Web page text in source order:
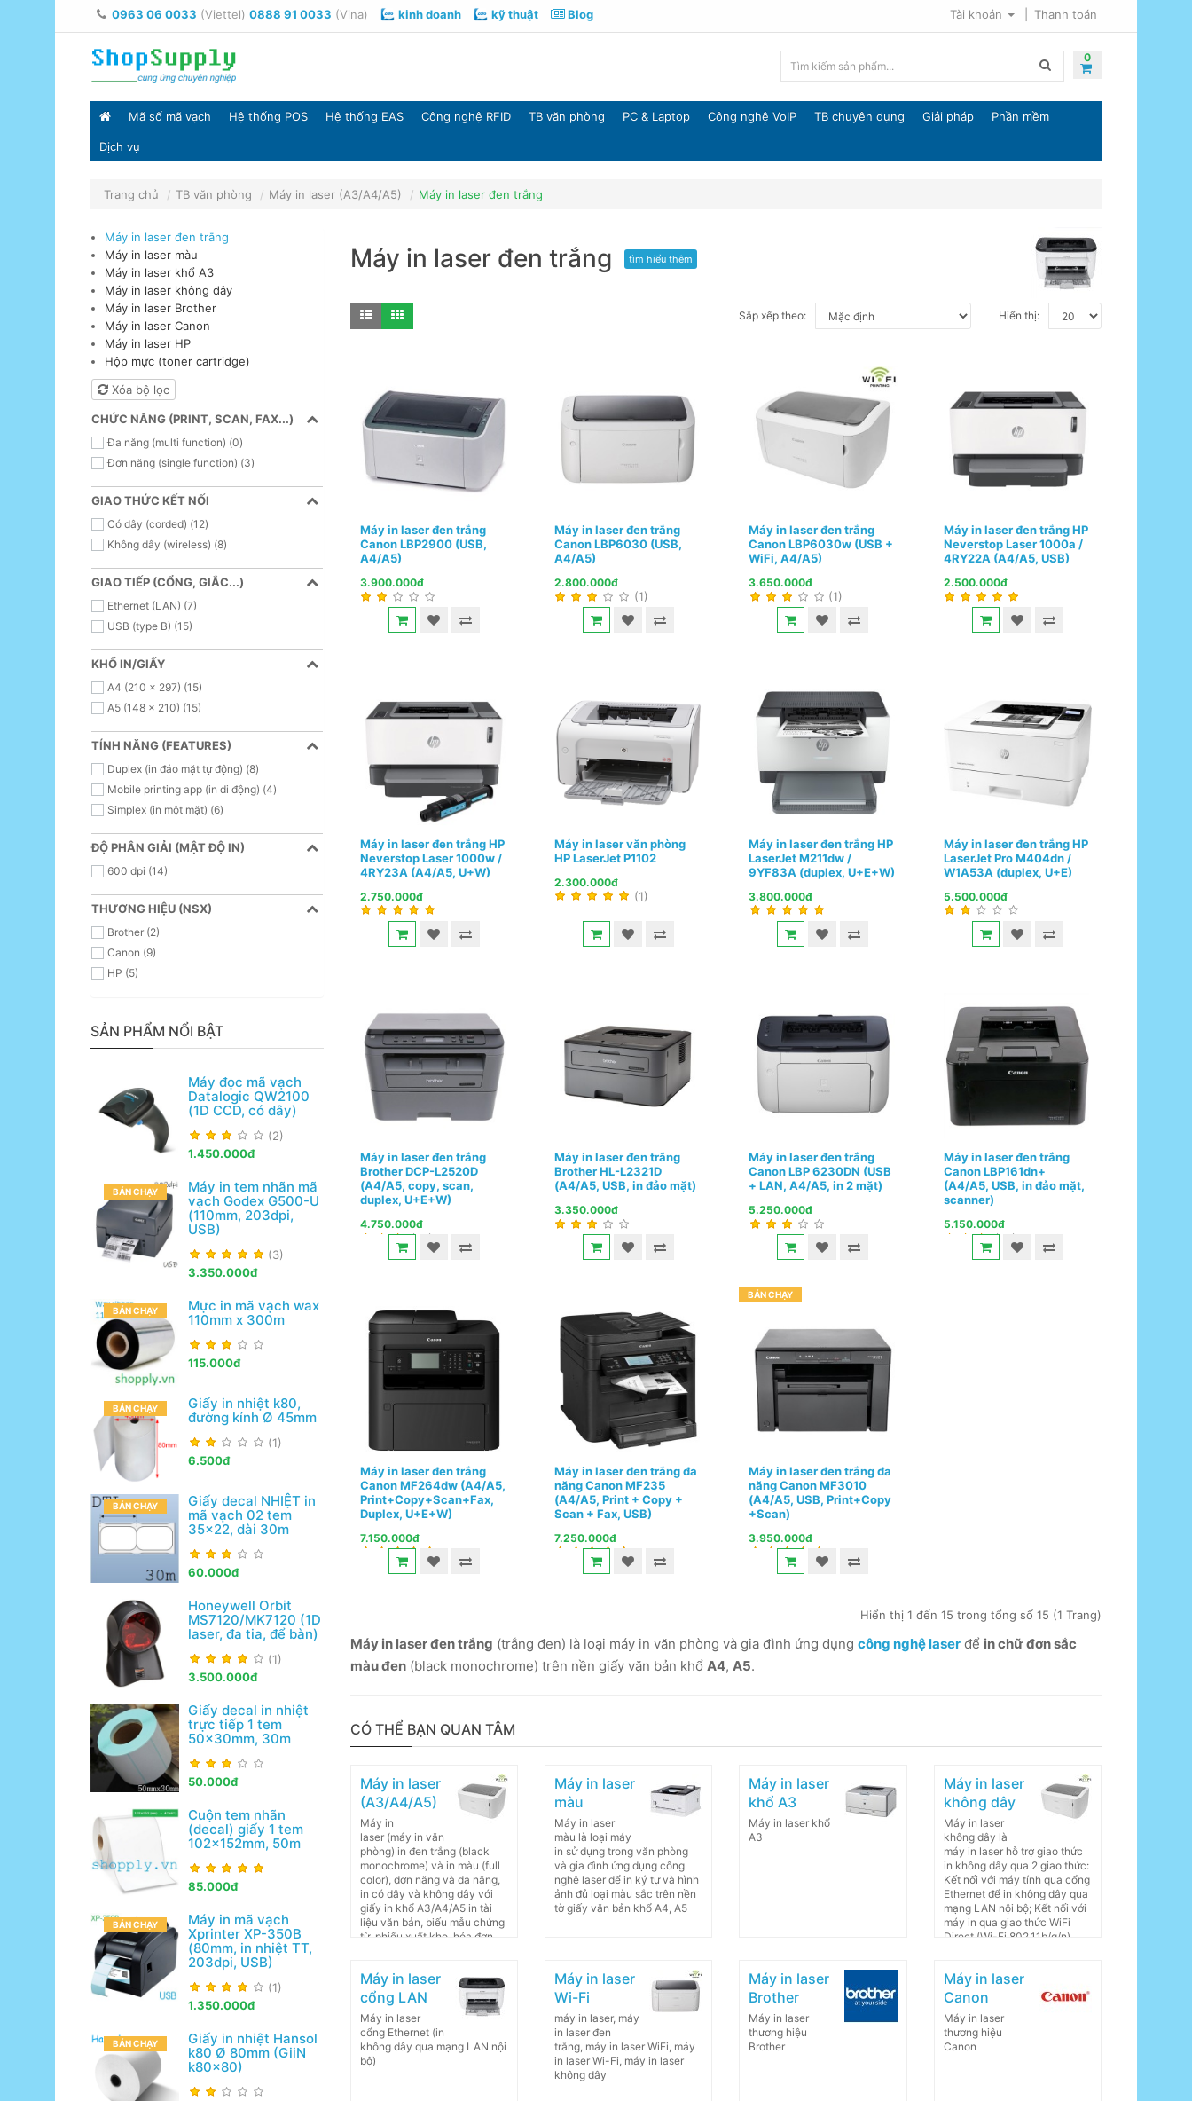
0963 06 0033 (Viettel) 0888 91 0033 (Vina) kinh doanh kỹ thuật Blog Tài khoản Thanh toán
0
Mã số mã vạch Hệ thống POS Hệ thống EAS Công nghệ RFID TB văn phòng PC & Laptop Công nghệ VoIP TB chuyên dụng Giải pháp Phần mềm
Dịch vụ
Trang chủ TB văn phòng Máy in laser (A3/A4/A5) Máy in laser đen trắng
Máy in laser đen trắng
Máy in laser màu
Máy in laser khổ A3
Máy in laser không dây
Máy in laser Brother
Máy in laser Canon
Máy in laser HP
Hộp mực (toner cartridge)
Xóa bộ lọc
CHỨC NĂNG (PRINT, SCAN, FAX...)
Đa năng (multi function) (0)
Đơn năng (single function) (3)
GIAO THỨC KẾT NỐI
Có dây (corded) (12)
Không dây (wireless) (8)
GIAO TIẾP (CỔNG, GIẮC...)
Ethernet (LAN) (7)
USB (type B) (15)
KHỔ IN/GIẤY
A4 (210 x 297) (15)
A5 (148 x 210) (15)
TÍNH NĂNG (FEATURES)
Duplex (in đảo mặt tự động) (8)
Mobile printing app (in di động) (4)
Simplex (in một mặt) (6)
ĐỘ PHÂN GIẢI (MẬT ĐỘ IN)
600 dpi (14)
THƯƠNG HIỆU (NSX)
Brother (2)
Canon (9)
HP (5)
SẢN PHẨM NỔI BẬT
Máy đọc mã vạch
Datalogic QW2100
(1D CCD, có dây)
(2)
1.450.000đ
BÁN CHẠY
Máy in tem nhãn mã
vạch Godex G500-U
(110mm, 203dpi,
USB)
(3)
3.350.000đ
BÁN CHẠY
Mực in mã vạch wax
110mm x 300m
115.000đ
BÁN CHẠY
Giấy in nhiệt k80,
đường kính Ø 45mm
(1)
6.500đ
BÁN CHẠY
Giấy decal NHIỆT in
mã vạch 02 tem
35x22, dài 30m
60.000đ
Honeywell Orbit
MS7120/MK7120 (1D
laser, đa tia, để bàn)
(1)
3.500.000đ
Giấy decal in nhiệt
trực tiếp 1 tem
50x30mm, 30m
50.000đ
Cuộn tem nhãn
(decal) giấy 1 tem
102x152mm, 50m
85.000đ
BÁN CHẠY
Máy in mã vạch
Xprinter XP-350B
(80mm, in nhiệt TT,
203dpi, USB)
(1)
1.350.000đ
BÁN CHẠY
Giấy in nhiệt Hansol
k80 Ø 80mm (GiiN
k80x80)
Máy in laser đen trắng tìm hiểu thêm
Sắp xếp theo: Hiển thị:
Máy in laser đen trắng
Canon LBP2900 (USB,
A4/A5)
3.900.000đ
Máy in laser đen trắng
Canon LBP6030 (USB,
A4/A5)
2.800.000đ
(1)
Máy in laser đen trắng
Canon LBP6030w (USB +
WiFi, A4/A5)
3.650.000đ
(1)
Máy in laser đen trắng HP
Neverstop Laser 1000a /
4RY22A (A4/A5, USB)
2.500.000đ
Máy in laser đen trắng HP
Neverstop Laser 1000w /
4RY23A (A4/A5, U+W)
2.750.000đ
Máy in laser văn phòng
HP LaserJet P1102
2.300.000đ
(1)
Máy in laser đen trắng HP
LaserJet M211dw /
9YF83A (duplex, U+E+W)
3.800.000đ
Máy in laser đen trắng HP
LaserJet Pro M404dn /
W1A53A (duplex, U+E)
5.500.000đ
Máy in laser đen trắng
Brother DCP-L2520D
(A4/A5, copy, scan,
duplex, U+E+W)
4.750.000đ
Máy in laser đen trắng
Brother HL-L2321D
(A4/A5, USB, in đảo mặt)
3.350.000đ
Máy in laser đen trắng
Canon LBP 6230DN (USB
+ LAN, A4/A5, in 2 mặt)
5.250.000đ
Máy in laser đen trắng
Canon LBP161dn+
(A4/A5, USB, in đảo mặt,
scanner)
5.150.000đ
Máy in laser đen trắng
Canon MF264dw (A4/A5,
Print+Copy+Scan+Fax,
Duplex, U+E+W)
7.150.000đ
Máy in laser đen trắng đa
năng Canon MF235
(A4/A5, Print + Copy +
Scan + Fax, USB)
7.250.000đ
BÁN CHẠY
Máy in laser đen trắng đa
năng Canon MF3010
(A4/A5, USB, Print+Copy
+Scan)
3.950.000đ
Hiển thị 1 đến 15 trong tổng số 15 (1 Trang)
Máy in laser đen trắng (trắng đen) là loại máy in văn phòng và gia đình ứng dụng công nghệ laserđể in chữ đơn sắc
màu đen(black monochrome) trên nền giấy văn bản khổ A4, A5.
CÓ THỂ BẠN QUAN TÂM
Máy in laser
(A3/A4/A5)
Máy in
laser (máy in văn
phòng) in đen trắng (black
monochrome) và in màu (full
color), đơn năng và đa năng,
in có dây và không dây với
giấy in khổ A3/A4/A5 in tài
liệu văn bản, biếu mẫu chứng
từ, phiếu xuất kho, hóa đơn
Máy in laser
màu
Máy in laser
màu là loại máy
in sử dụng trong văn phòng
và gia đình ứng dụng công
nghệ laser để in ký tự và hình
ảnh đủ loại màu sắc trên nền
tờ giấy văn bản khổ A4, A5
Máy in laser
khổ A3
Máy in laser khổ
A3
Máy in laser
không dây
Máy in laser
không dây là
máy in laser hỗ trợ giao thức
in không dây qua 2 giao thức:
Kết nối với máy tính qua cổng
Ethernet để in không dây qua
mạng LAN nội bộ; Kết nối với
máy in qua giao thức WiFi
Direct (Wi-Fi 802.11b/g/n)
Máy in laser
cổng LAN
Máy in laser
cổng Ethernet (in
không dây qua mạng LAN nội
bộ)
Máy in laser
Wi-Fi
máy in laser, máy
in laser đen
trắng, máy in laser WiFi, máy
in laser Wi-Fi, máy in laser
không dây
Máy in laser
Brother
Máy in laser
thương hiệu
Brother
Máy in laser
Canon
Máy in laser
thương hiệu
Canon